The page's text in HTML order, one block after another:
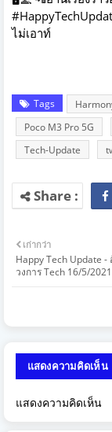
ไม่เอาท์
Tags
Poco M3 Pro 5G
Tech-Update
เก่ากว่า
Happy Tech Update -
วงการ Tech 16/5/2021
แสดงความคิดเห็น
แสดงความคิดเห็น